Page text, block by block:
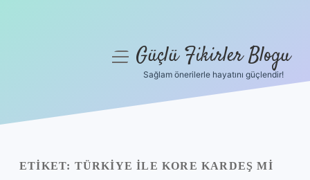
Yasal Uyarı
menüyüGüçlü Fikirler Blogu
Sağlam önerilerle hayatını güçlendir!
ETIKET: TÜRKIYE ILE KORE KARDEŞ MI